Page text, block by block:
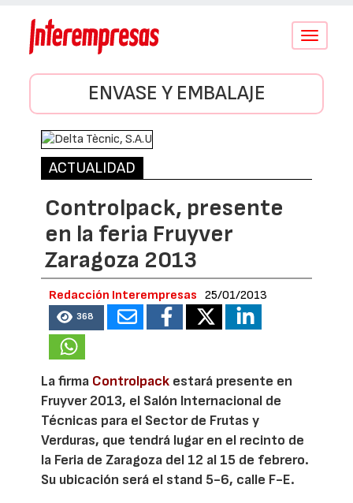
Conmutar
ENVASE Y EMBALAJE
ACTUALIDAD
Controlpack, presente
en la feria Fruyver
Zaragoza 2013
Redacción Interempresas 25/01/2013
368
La firma Controlpack estará presente en
Fruyver 2013, el Salón Internacional de
Técnicas para el Sector de Frutas y
Verduras, que tendrá lugar en el recinto de
la Feria de Zaragoza del 12 al 15 de febrero.
Su ubicación será el stand 5-6, calle F-E.